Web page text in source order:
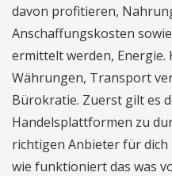
davon profitieren,
Anschaffungskosten
ermittelt werden, Energie.
Währungen, Transport
Bürokratie. Zuerst gilt es
Handelsplattformen zu
richtigen Anbieter für
wie funktioniert das was